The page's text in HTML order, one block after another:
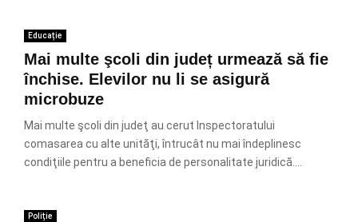
Educație
Mai multe şcoli din județ urmează să fie
închise. Elevilor nu li se asigură
microbuze
Mai multe şcoli din judeţ au cerut Inspectoratului
comasarea cu alte unităţi, întrucât nu mai înde­plinesc
condiţiile pentru a beneficia de personalitate juridică....
Poliție